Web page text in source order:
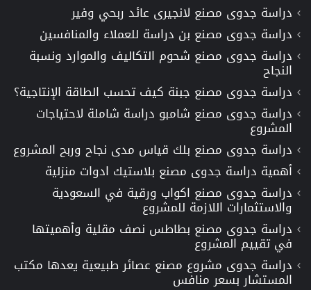
دراسة جدوى مصنع لانجيرى عائد ربحي وفير
دراسة جدوى مصنع بن دراسة للعملاء والمنافسين
دراسة جدوى مصنع شحوم التكاليف والموارد ونسبة
النجاح
دراسة جدوى مصنع جبنة كيف تحسب الطاقة الإنتاجية؟
دراسة جدوى مصنع شامبو دراسة شاملة لاحتياجات
المشروع
دراسة جدوى مصنع بلك قياس مدى نجاح وربح المشروع
أهمية دراسة جدوى مصنع بلاستيك ادوات منزلية
دراسة جدوى مصنع اكواب ورقية في السعودية
والاستثمارات اللازمة للمشروع
دراسة جدوى مصنع بطاطس نصف مقلية وأهميتها
في تقييم المشروع
دراسة جدوى مشروع مصنع عصائر طبيعية يعدها مكتب
المستشار بسعر منافس